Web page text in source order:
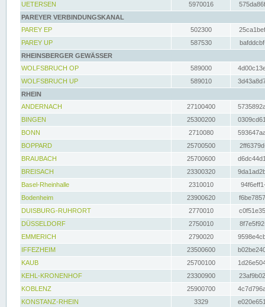
UETERSEN
5970016
PAREYER VERBINDUNGSKANAL
PAREY EP
502300
PAREY UP
587530
RHEINSBERGER GEWÄSSER
WOLFSBRUCH OP
589000
WOLFSBRUCH UP
589010
RHEIN
ANDERNACH
27100400
BINGEN
25300200
BONN
2710080
BOPPARD
25700500
BRAUBACH
25700600
BREISACH
23300320
Basel-Rheinhalle
2310010
Bodenheim
23900620
DUISBURG-RUHRORT
2770010
DÜSSELDORF
2750010
EMMERICH
2790020
IFFEZHEIM
23500600
KAUB
25700100
KEHL-KRONENHOF
23300900
KOBLENZ
25900700
KONSTANZ-RHEIN
3329